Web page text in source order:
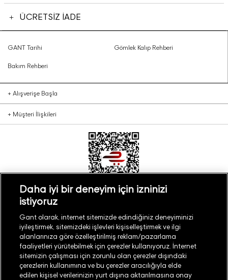
ÜCRETSİZ İADE
GANT Tarihi Gömlek Kalıp Rehberi
Bakım Rehberi
+ Alışverişe Başla
+ Müşteri İlişkileri
Türkiye Mağaza Bul
©2026GANT
Daha iyi bir deneyim için izninizi
istiyoruz
Gant olarak, internet sitemizde edindiğiniz deneyiminizi
iyileştirmek, sitemizdeki işlevleri kişiselleştirmek ve ilgi
alanlarınıza göre özelleştirilmiş reklam/pazarlama
faaliyetleri yürütebilmek için çerezler kullanıyoruz. İnternet
sitemizin çalışması için zorunlu olan çerezler dışındaki
çerezlerin kullanımına ve bu çerezler aracılığıyla elde
edilen kişisel verilerinizin yurt dışına aktarılmasına onay